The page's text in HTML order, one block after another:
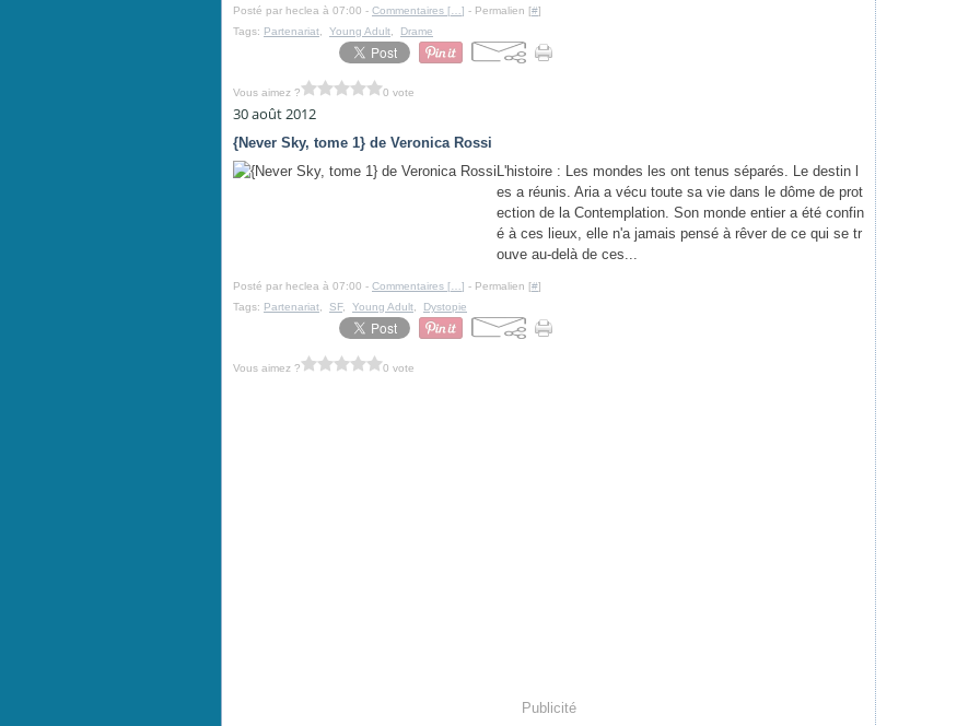
Posté par heclea à 07:00 - Commentaires [ ] - Permalien [#]
Tags: Partenariat Young Adult Drame
Vous aimez ? 0 vote
30 août 2012
{Never Sky, tome 1} de Veronica Rossi
L'histoire : Les mondes les ont tenus séparés. Le destin l
es a réunis. Aria a vécu toute sa vie dans le dôme de prot
ection de la Contemplation. Son monde entier a été confin
é à ces lieux, elle n'a jamais pensé à rêver de ce qui se tr
ouve au-delà de ces...
Posté par heclea à 07:00 - Commentaires [ ] - Permalien [#]
Tags: Partenariat SF, Young Adult Dystopie
Vous aimez ? 0 vote
Publicité